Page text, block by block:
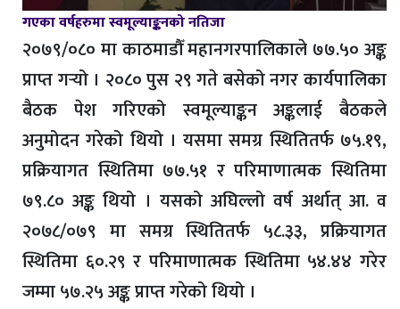
गएका वर्षहरुमा स्वमूल्याङ्कनको नतिजा
२०७९/०८० मा काठमाडौँ महानगरपालिकाले ७७.५० अङ्क
प्राप्त गर्‍यो । २०८० पुस २९ गते बसेको नगर कार्यपालिका
बैठक पेश गरिएको स्वमूल्याङ्कन अङ्कलाई बैठकले
अनुमोदन गरेको थियो । यसमा समग्र स्थितितर्फ ७५.१९,
प्रक्रियागत स्थितिमा ७७.५१ र परिमाणात्मक स्थितिमा
७९.८० अङ्क थियो । यसको अघिल्लो वर्ष अर्थात् आ. व
२०७८/०७९ मा समग्र स्थितितर्फ ५८.३३, प्रक्रियागत
स्थितिमा ६०.२९ र परिमाणात्मक स्थितिमा ५४.४४ गरेर
जम्मा ५७.२५ अङ्क प्राप्त गरेको थियो ।